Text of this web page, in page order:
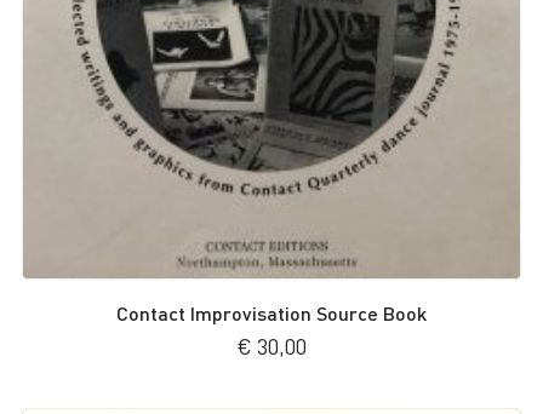
Contact Improvisation Source Book
€ 30,00